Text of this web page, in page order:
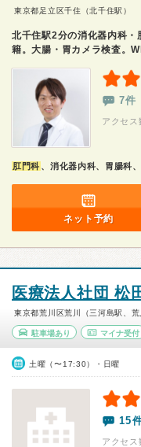
東京都足立区千住（北千住駅）
北千住駅2分の消化器内科
籍。大腸・胃カメラ検査。
7件
アクセ
肛門科 、消化器内科、胃腸科
ネット予約
医療法人社団 松
東京都荒川区荒川（三河島駅、荒
駐車場あり マイナ受付
土曜（〜17:30）・日曜
15
アクセ